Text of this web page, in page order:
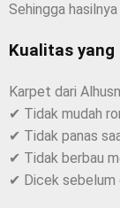
Sehingga
Kualitas yang
Karpet dari
✔ Tidak mudah
✔ Tidak panas
✔ Tidak berbau
✔ Dicek sebelum